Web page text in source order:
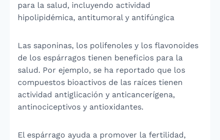
para la salud, incluyendo actividad
hipolipidémica, antitumoral y antifúngica
Las saponinas, los polifenoles y los flavonoides
de los espárragos tienen beneficios para la
salud. Por ejemplo, se ha reportado que los
compuestos bioactivos de las raíces tienen
actividad antiglicación y anticancerígena,
antinociceptivos y antioxidantes.
El espárrago ayuda a promover la fertilidad,